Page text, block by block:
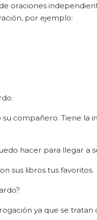
oraciones
por ejemplo:
compañero. Tiene la
hacer para llegar a
sus libros tus favoritos.
ya que se